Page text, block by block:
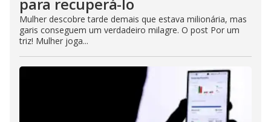
Mulher descobre tarde demais que estava milionária, mas
garis conseguem um verdadeiro milagre. O post Por um
triz! Mulher joga...